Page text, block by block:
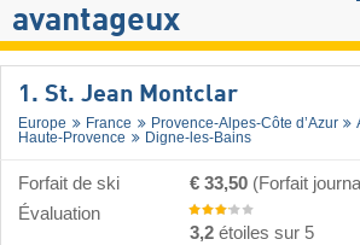
avantageux
1. St. Jean Montclar
Europe France Provence-Alpes-Côte d’Azur
Haute-Provence
Digne-les-Bains
Forfait de ski € 33,50 (Forfait
Évaluation
3,2 étoiles sur 5